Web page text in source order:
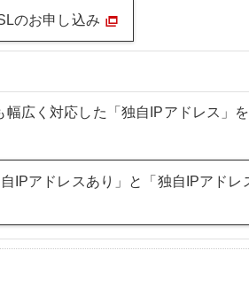
のお申し込み
広く対応した「独自IPアドレス」を
IPアドレスあり」と「独自IPアドレ